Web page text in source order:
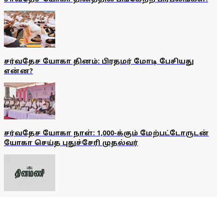
சர்வதேச யோகா தினம்: பிரதமர் மோடி பேசியது
என்ன?
சர்வதேச யோகா நாள்: 1,000-க்கும் மேற்பட்டோருடன்
யோகா செய்த புதுச்சேரி முதல்வர்